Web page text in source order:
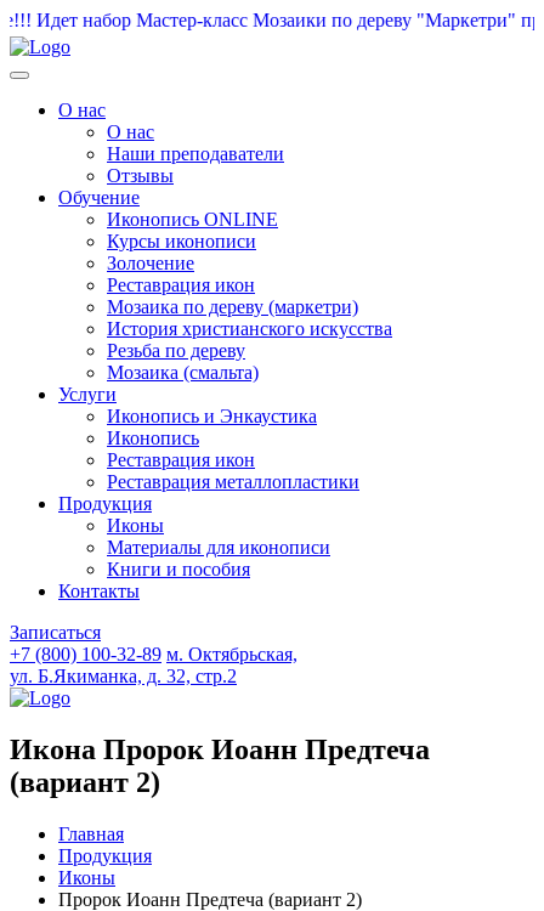
Идет набор Мастер-класс Мозаики по дереву "Маркетри"
О нас
О нас
Наши преподаватели
Отзывы
Обучение
Иконопись ONLINE
Курсы иконописи
Золочение
Реставрация икон
Мозаика по дереву (маркетри)
История христианского искусства
Резьба по дереву
Мозаика (смальта)
Услуги
Иконопись и Энкаустика
Иконопись
Реставрация икон
Реставрация металлопластики
Продукция
Иконы
Материалы для иконописи
Книги и пособия
Контакты
Записаться
+7 (800) 100-32-89 м. Октябрьская,
ул. Б.Якиманка, д. 32, стр.2
Икона Пророк Иоанн Предтеча
(вариант 2)
Главная
Продукция
Иконы
Пророк Иоанн Предтеча (вариант 2)